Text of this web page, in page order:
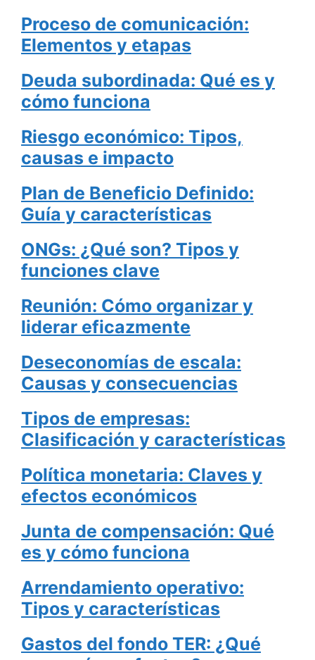
Proceso de comunicación:
Elementos y etapas
Deuda subordinada: Qué es y
cómo funciona
Riesgo económico: Tipos,
causas e impacto
Plan de Beneficio Definido:
Guía y características
ONGs: ¿Qué son? Tipos y
funciones clave
Reunión: Cómo organizar y
liderar eficazmente
Deseconomías de escala:
Causas y consecuencias
Tipos de empresas:
Clasificación y características
Política monetaria: Claves y
efectos económicos
Junta de compensación: Qué
es y cómo funciona
Arrendamiento operativo:
Tipos y características
Gastos del fondo TER: ¿Qué